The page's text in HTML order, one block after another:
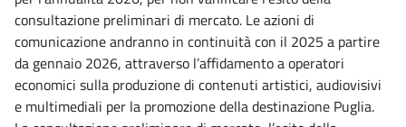
consultazione preliminari di mercato. Le azioni di
comunicazione andranno in continuità con il 2025 a partire
da gennaio 2026, attraverso l’affidamento a operatori
economici sulla produzione di contenuti artistici, audiovisivi
e multimediali per la promozione della destinazione Puglia.